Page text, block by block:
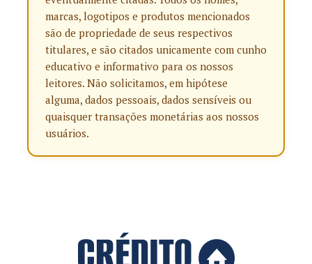
marcas, logotipos e produtos mencionados
são de propriedade de seus respectivos
titulares, e são citados unicamente com cunho
educativo e informativo para os nossos
leitores. Não solicitamos, em hipótese
alguma, dados pessoais, dados sensíveis ou
quaisquer transações monetárias aos nossos
usuários.